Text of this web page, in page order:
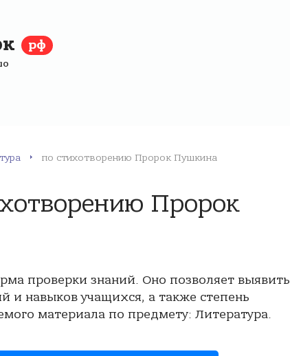
рф
по стихотворению Пророк Пушкина
Пророк
проверки знаний. Оно позволяет выявить
и навыков учащихся, а также степень
материала по предмету: Литература.